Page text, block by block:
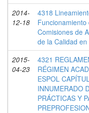
2014-
12-18
4318
Funcionamiento
Comisiones de
de la Calidad en
2015-
04-23
4321
RÉGIMEN
ESPOL
INNUMERADO
PRÁCTICAS Y